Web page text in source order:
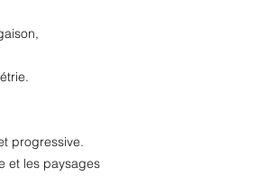
progressive.
et les paysages